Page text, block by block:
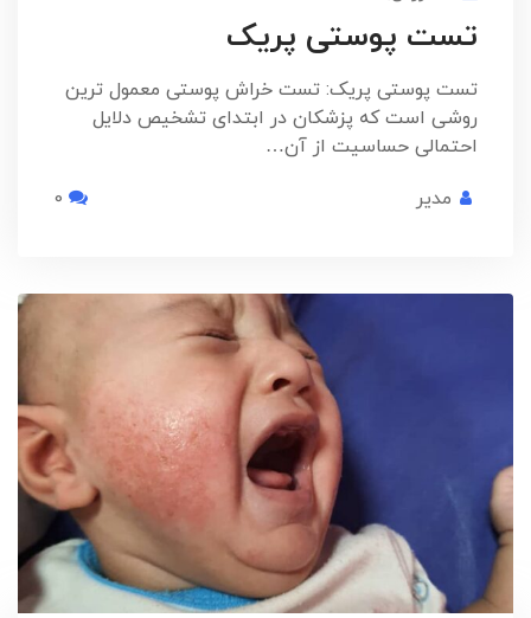
تست پوستی پریک
تست پوستی پریک: تست خراش پوستی معمول ترین
روشی است که پزشکان در ابتدای تشخیص دلایل
احتمالی حساسیت از آن…
مدیر